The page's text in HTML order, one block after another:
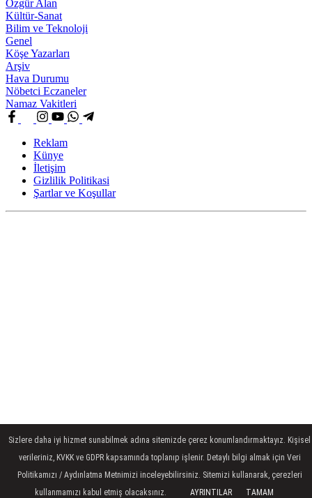
Özgür Alan
Kültür-Sanat
Bilim ve Teknoloji
Genel
Köşe Yazarları
Arşiv
Hava Durumu
Nöbetci Eczaneler
Namaz Vakitleri
Reklam
Künye
İletişim
Gizlilik Politikasi
Şartlar ve Koşullar
Sizlere daha iyi hizmet sunabilmek adına sitemizde çerez konumlandırmaktayız. Kişisel
verileriniz, KVKK ve GDPR kapsamında toplanıp işlenir. Detaylı bilgi almak için Veri
Politikamızı / Aydınlatma Metnimizi inceleyebilirsiniz. Sitemizi kullanarak, çerezleri
kullanmamızı kabul etmiş olacaksınız.
AYRINTILAR TAMAM